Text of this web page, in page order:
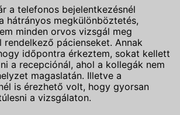
a telefonos bejelentkezésnél
hátrányos megkülönböztetés,
minden orvos vizsgál meg
rendelkező pácienseket. Annak
időpontra érkeztem, sokat kellett
a recepciónál, ahol a kollegák nem
magaslatán. Illetve a
is érezhető volt, hogy gyorsan
a vizsgálaton.